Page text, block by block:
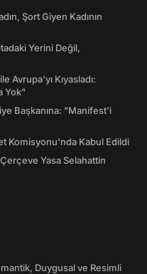
Şort Giyen Kadının
Yerini Değil,
Avrupa'yı Kıyasladı:
Yok"
Başkanına: "Manifest’i
Komisyonu'nda Kabul Edildi
Yasa Selahattin
Duygusal ve Resimli